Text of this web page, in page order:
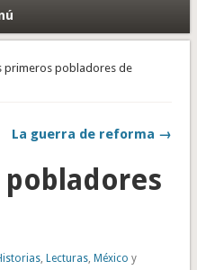
primeros pobladores de
La guerra de reforma →
, Lecturas, México y